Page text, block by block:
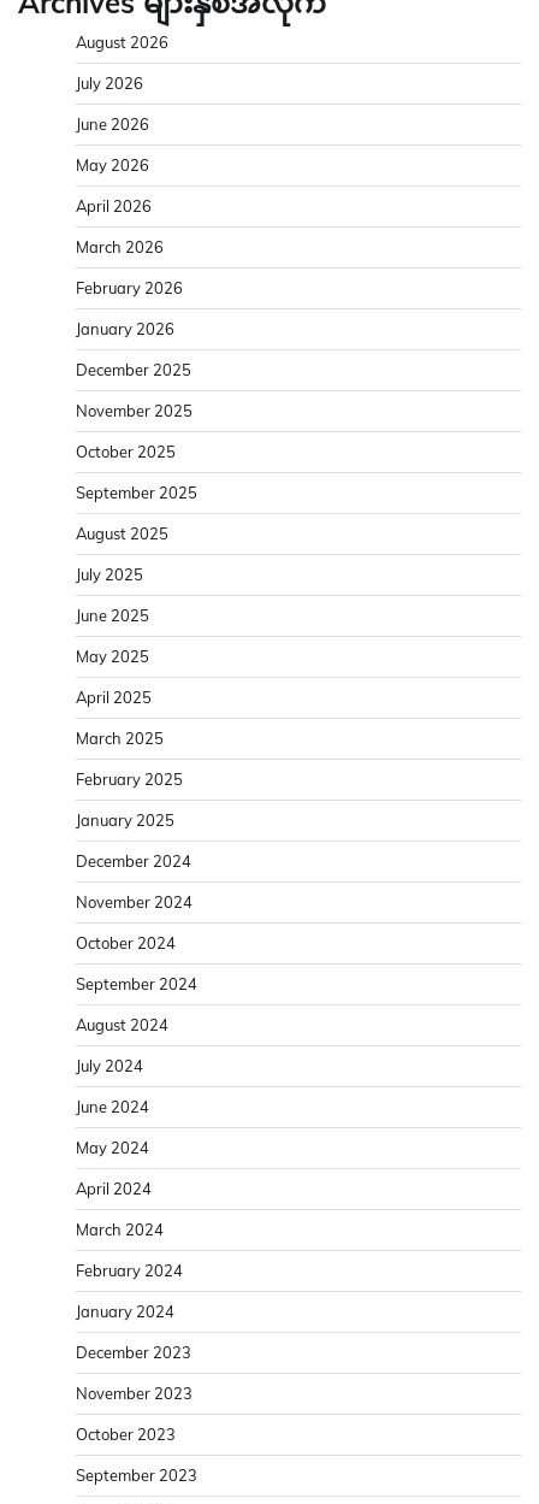
August 2026
July 2026
June 2026
May 2026
April 2026
March 2026
February 2026
January 2026
December 2025
November 2025
October 2025
September 2025
August 2025
July 2025
June 2025
May 2025
April 2025
March 2025
February 2025
January 2025
December 2024
November 2024
October 2024
September 2024
August 2024
July 2024
June 2024
May 2024
April 2024
March 2024
February 2024
January 2024
December 2023
November 2023
October 2023
September 2023